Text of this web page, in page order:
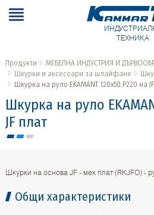
ТЕХНИКА
Продукти
МЕБЕЛНА ИНДУСТРИЯ И
Шкурки и аксесоари за шлайфане
Шкурка на руло EKAMANT 120х50 P220 на
Шкурка на руло
JF плат
Шкурки на основа JF - мек плат (RKJFO) -
Общи характеристики